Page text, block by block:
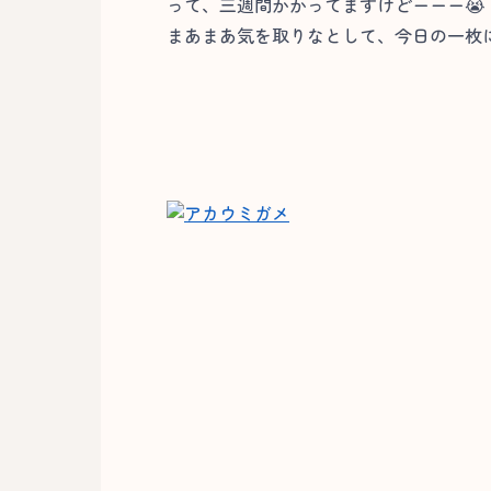
まあまあ気を取りなとして、今日の一枚